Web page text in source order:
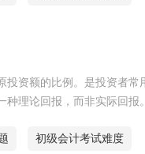
资额的比例。是投资者
理论回报，而非实际回报。
初级会计考试难度